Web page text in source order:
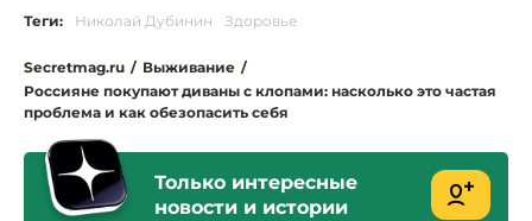
Теги: Николай Дубинин Здоровье
Secretmag.ru / Выживание /
Россияне покупают диваны с клопами: насколько это частая
проблема и как обезопасить себя
Только интересные
новости и истории